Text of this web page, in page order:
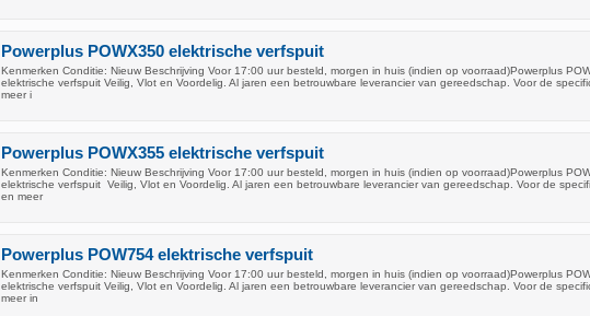
Powerplus POWX350 elektrische verfspuit
Kenmerken Conditie: Nieuw Beschrijving Voor 17:00 uur besteld, morgen in huis (indien op voorraad)Powerplus
elektrische verfspuit Veilig, Vlot en Voordelig. Al jaren een betrouwbare leverancier van gereedschap. Voor de
meer i
Powerplus POWX355 elektrische verfspuit
Kenmerken Conditie: Nieuw Beschrijving Voor 17:00 uur besteld, morgen in huis (indien op voorraad)Powerplus
elektrische verfspuit Veilig, Vlot en Voordelig. Al jaren een betrouwbare leverancier van gereedschap. Voor de
en meer
Powerplus POW754 elektrische verfspuit
Kenmerken Conditie: Nieuw Beschrijving Voor 17:00 uur besteld, morgen in huis (indien op voorraad)Powerplus
elektrische verfspuit Veilig, Vlot en Voordelig. Al jaren een betrouwbare leverancier van gereedschap. Voor de
meer in